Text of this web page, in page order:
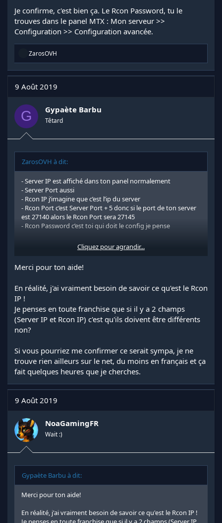
Je confirme, c'est bien ça. Le Rcon Password, tu le
trouves dans le panel MTX : Mon serveur >>
Configuration >> Configuration avancée.
R
a
c
t
i
n
s
ZarosOVH
9 Août 2019
G Gypaète Barbu
Têtard
ZarosOVH à dit:
- Server IP est affiché dans ton panel normalement
- Server Port aussi
- Rcon IP j’imagine que c’est l’ip du server
- Rcon Port c’est Server Port + 5 donc si le port de ton server
est 27140 alors le Rcon Port sera 27145
- Rcon Password c’est toi qui doit le config je pense
J’ai pas de serv Rust du coup quelqu’un me corrigera si je me
trompe
Cliquez pour agrandir...
Merci pour ton aide!
En réalité, j'ai vraiment besoin de savoir ce qu'est le Rcon
IP !
Je penses en toute franchise que si il y a 2 champs
(Server IP et Rcon IP) c'est qu'ils doivent être différents
non?
Si vous pourriez me confirmer ce serait sympa, je ne
trouve rien ailleurs sur le net, du moins en français et ça
fait quelques heures que je cherches.
9 Août 2019
NoaGamingFR
Wait :)
Gypaète Barbu à dit:
Merci pour ton aide!
En réalité, j'ai vraiment besoin de savoir ce qu'est le Rcon IP !